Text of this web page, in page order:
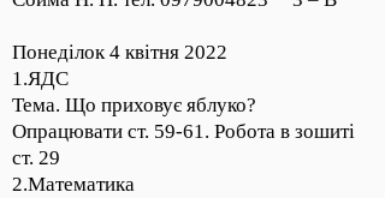
Понеділок 4 квітня 2022
1.ЯДС
Тема. Що приховує яблуко?
Опрацювати ст. 59-61. Робота в зошиті
ст. 29
2.Математика